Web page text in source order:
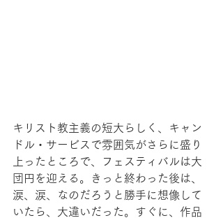
キリスト教主義の短大らしく、キャン
ドル・サービスで雰囲気がさらに盛り
上ったところで、フェスティバルは大
団円を迎える。きっと終わった後は、
涙、涙、なのだろうと勝手に想像して
いたら、大違いだった。すぐに、作品